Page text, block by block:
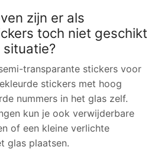
zijn er als
toch niet geschikt
situatie?
transparante stickers voor
stickers met hoog
nummers in het glas zelf.
kun je ook verwijderbare
of een kleine verlichte
glas plaatsen.